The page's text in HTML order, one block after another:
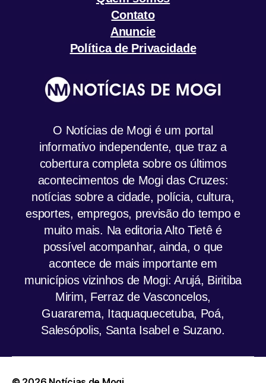
Contato
Anuncie
Política de Privacidade
O Notícias de Mogi é um portal
informativo independente, que traz a
cobertura completa sobre os últimos
acontecimentos de Mogi das Cruzes:
notícias sobre a cidade, polícia, cultura,
esportes, empregos, previsão do tempo e
muito mais. Na editoria Alto Tietê é
possível acompanhar, ainda, o que
acontece de mais importante em
municípios vizinhos de Mogi: Arujá, Biritiba
Mirim, Ferraz de Vasconcelos,
Guararema, Itaquaquecetuba, Poá,
Salesópolis, Santa Isabel e Suzano.